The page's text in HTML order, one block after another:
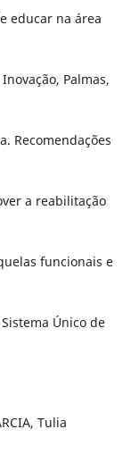
educar na área
Palmas,
Recomendações
a reabilitação
funcionais e
Único de
Tulia